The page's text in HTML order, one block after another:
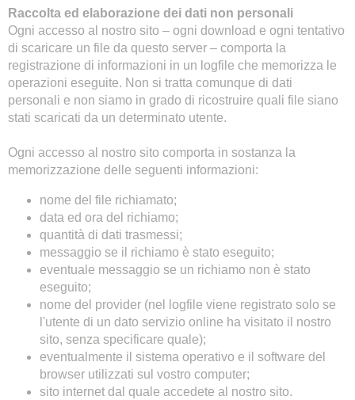
Raccolta ed elaborazione dei dati non personali
Ogni accesso al nostro sito – ogni download e ogni tentativo
di scaricare un file da questo server – comporta la
registrazione di informazioni in un logfile che memorizza le
operazioni eseguite. Non si tratta comunque di dati
personali e non siamo in grado di ricostruire quali file siano
stati scaricati da un determinato utente.
Ogni accesso al nostro sito comporta in sostanza la
memorizzazione delle seguenti informazioni:
nome del file richiamato;
data ed ora del richiamo;
quantità di dati trasmessi;
messaggio se il richiamo è stato eseguito;
eventuale messaggio se un richiamo non è stato
eseguito;
nome del provider (nel logfile viene registrato solo se
l'utente di un dato servizio online ha visitato il nostro
sito, senza specificare quale);
eventualmente il sistema operativo e il software del
browser utilizzati sul vostro computer;
sito internet dal quale accedete al nostro sito.